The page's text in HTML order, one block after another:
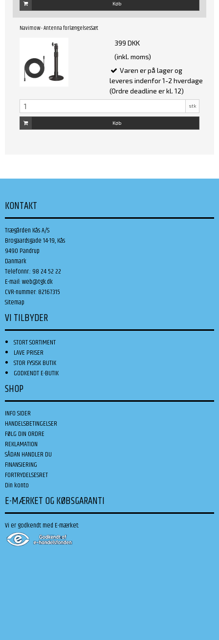
Køb
Navimow - Antenna forlængelsesSæt
399 DKK
(inkl. moms)
Varen er på lager og
leveres indenfor 1-2 hverdage
(Ordre deadline er kl. 12)
stk
Køb
KONTAKT
Trægården Kås A/S
Brogaardsgade 14-19, Kås
9490 Pandrup
Danmark
Telefonnr.: 98 24 52 22
E-mail:web@tgk.dk
CVR-nummer: 82167315
Sitemap
VI TILBYDER
STORT SORTIMENT
LAVE PRISER
STOR FYSISK BUTIK
GODKENDT E-BUTIK
SHOP
INFO SIDER
HANDELSBETINGELSER
FØLG DIN ORDRE
REKLAMATION
SÅDAN HANDLER DU
FINANSIERING
FORTRYDELSESRET
Din konto
E-MÆRKET OG KØBSGARANTI
Vi er godkendt med E-mærket: